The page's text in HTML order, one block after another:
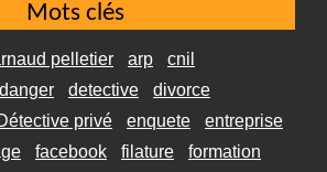
Mots clés
pelletier arp
cnil
danger detective
divorce
privé enquete
entreprise
facebook filature
formation